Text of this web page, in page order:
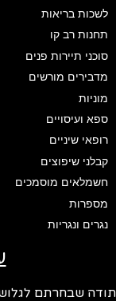
לשכות בריאות
תחנות רב קו
סוכני תיירות פנים
מדבירים מורשים
מוניות
ספא ועיסויים
רופאי שיניים
קבלני שיפוצים
חשמלאים מוסמכים
מספרות
נגרים ונגריות
שבחרתם לגלוש